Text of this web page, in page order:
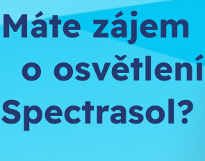
Máte zájem
o osvětlení
Spectrasol?